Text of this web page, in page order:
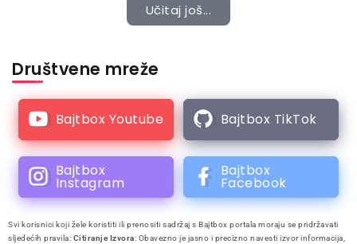
Učitaj još...
Društvene mreže
Bajtbox Youtube Bajtbox TikTok
Bajtbox
Instagram
Bajtbox
Facebook
Svi korisnici koji žele koristiti ili prenositi sadržaj s Bajtbox portala moraju se pridržavati
sljedećih pravila: Citiranje Izvora: Obavezno je jasno i precizno navesti izvor informacija,